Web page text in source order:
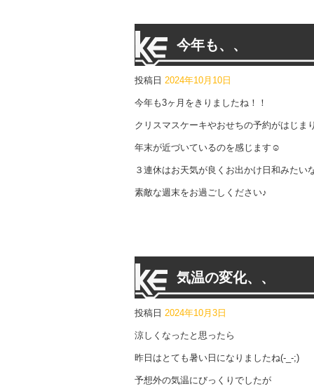
今年も、、
投稿日 2024年10月10日
今年も3ヶ月をきりましたね！！
クリスマスケーキやおせちの予約がはじまり
年末が近づいているのを感じます☺
３連休はお天気が良くお出かけ日和みたい
素敵な週末をお過ごしください♪
気温の変化、、
投稿日 2024年10月3日
涼しくなったと思ったら
昨日はとても暑い日になりましたね(-_-;)
予想外の気温にびっくりでしたが